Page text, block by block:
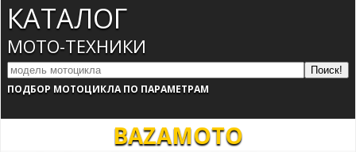
КАТАЛОГ
МОТО-ТЕХНИКИ
ПОДБОР МОТОЦИКЛА ПО ПАРАМЕТРАМ
BAZAMOTO